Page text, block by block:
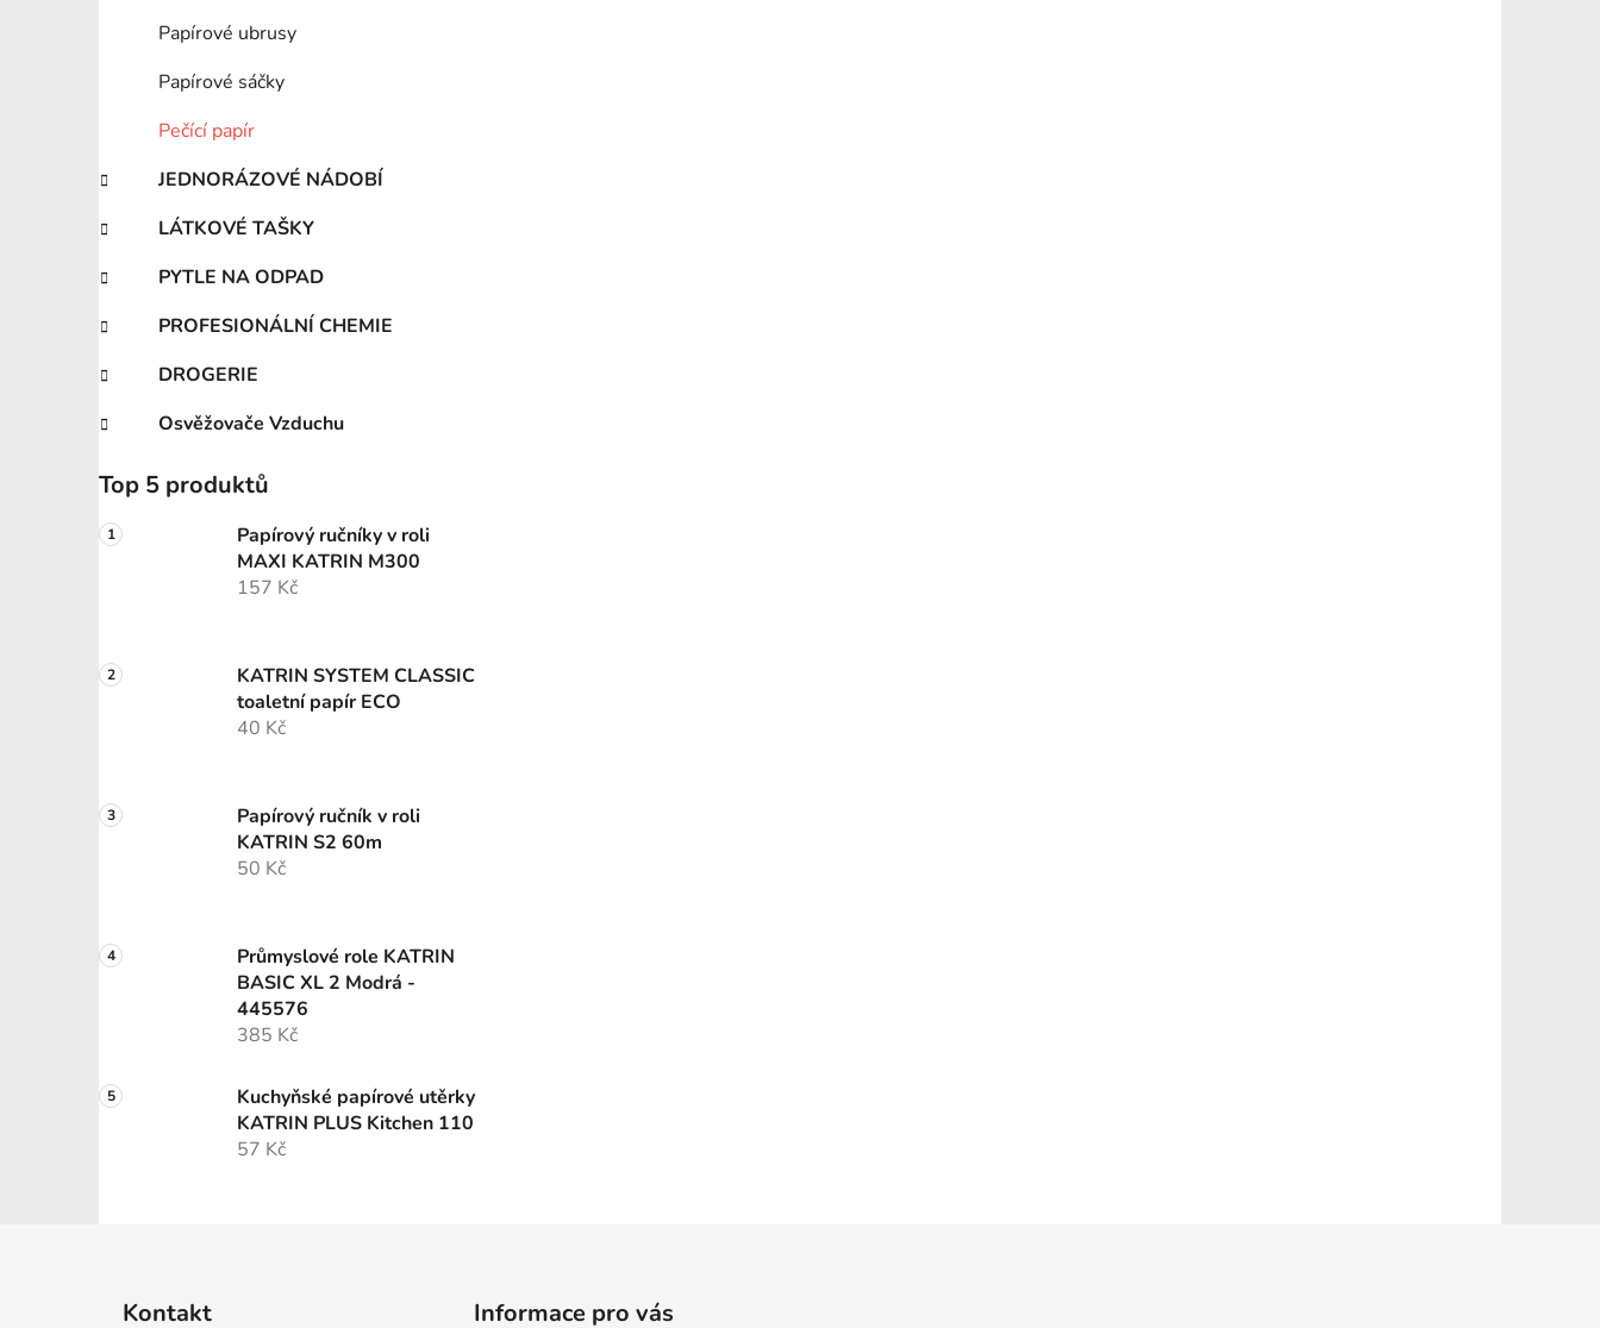
Papírové ubrusy
Papírové sáčky
Pečící papír
JEDNORÁZOVÉ NÁDOBÍ
LÁTKOVÉ TAŠKY
PYTLE NA ODPAD
PROFESIONÁLNÍ CHEMIE
DROGERIE
Osvěžovače Vzduchu
Top 5 produktů
Papírový ručníky v roli
MAXI KATRIN M300
157 Kč
KATRIN SYSTEM CLASSIC
toaletní papír ECO
40 Kč
Papírový ručník v roli
KATRIN S2 60m
50 Kč
Průmyslové role KATRIN
BASIC XL 2 Modrá -
445576
385 Kč
Kuchyňské papírové utěrky
KATRIN PLUS Kitchen 110
57 Kč
Kontakt Informace pro vás